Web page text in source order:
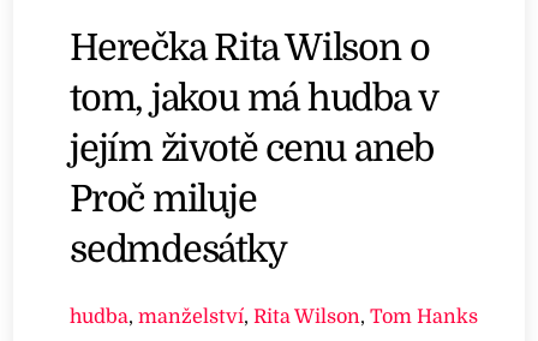
Herečka Rita Wilson o
tom, jakou má hudba v
jejím životě cenu aneb
Proč miluje
sedmdesátky
hudba,manželství,Rita Wilson,Tom Hanks